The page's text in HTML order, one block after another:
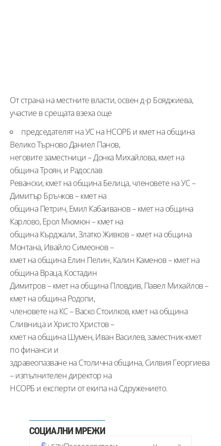
От страна на местните власти, освен д-р Бояджиева,
участие в срещата взеха още
председателят на УС на НСОРБ и кмет на община
Велико Търново Даниел Панов,
неговите заместници – Донка Михайлова, кмет на
община Троян, и Радослав
Ревански, кмет на община Белица, членовете на УС –
Димитър Бръчков – кмет на
община Петрич, Емил Кабаиванов – кмет на община
Карлово, Ерол Мюмюн – кмет на
община Кърджали, Златко Живков – кмет на община
Монтана, Ивайло Симеонов –
кмет на община Елин Пелин, Калин Каменов – кмет на
община Враца, Костадин
Димитров – кмет на община Пловдив, Павел Михайлов –
кмет на община Родопи,
членовете на КС – Васко Стоилков, кмет на община
Сливница и Христо Христов –
кмет на община Шумен, Иван Василев, заместник-кмет
по финанси и
здравеопазване на Столична община, Силвия Георгиева
– изпълнителен директор на
НСОРБ и експерти от екипа на Сдружението.
СОЦИАЛНИ МРЕЖИ